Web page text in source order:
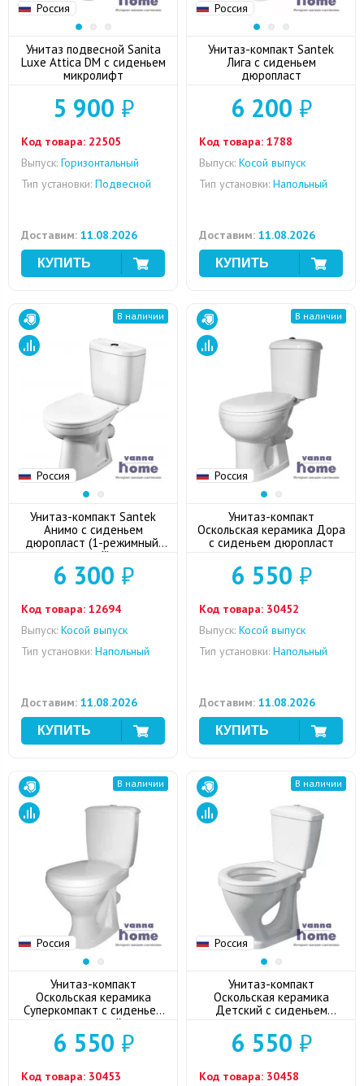
Россия
Унитаз подвесной Sanita
Luxe Attica DM с сиденьем
микролифт
5 900 ₽
Код товара: 22505
Выпуск: Горизонтальный
Тип установки: Подвесной
Доставим: 11.08.2026
Россия
Унитаз-компакт Santek
Лига с сиденьем
дюропласт
6 200 ₽
Код товара: 1788
Выпуск: Косой выпуск
Тип установки: Напольный
Доставим: 11.08.2026
Россия
В наличии
Унитаз-компакт Santek
Анимо с сиденьем
дюропласт (1-режимный,
косой)
6 300 ₽
Код товара: 12694
Выпуск: Косой выпуск
Тип установки: Напольный
Доставим: 11.08.2026
Россия
В наличии
Унитаз-компакт
Оскольская керамика Дора
с сиденьем дюропласт
6 550 ₽
Код товара: 30452
Выпуск: Косой выпуск
Тип установки: Напольный
Доставим: 11.08.2026
Россия
В наличии
Унитаз-компакт
Оскольская керамика
Суперкомпакт с сиденьем
дюропласт, косой выпуск
6 550 ₽
Код товара: 30453
Россия
В наличии
Унитаз-компакт
Оскольская керамика
Детский с сиденьем
6 550 ₽
Код товара: 30458